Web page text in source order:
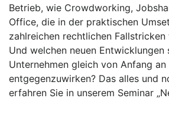
Betrieb, wie Crowdworking,
Office, die in der praktischen
zahlreichen rechtlichen Fallstricken
Und welchen neuen Entwicklungen
Unternehmen gleich von Anfang an
entgegenzuwirken? Das alles und
erfahren Sie in unserem Seminar